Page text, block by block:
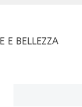
E BELLEZZA